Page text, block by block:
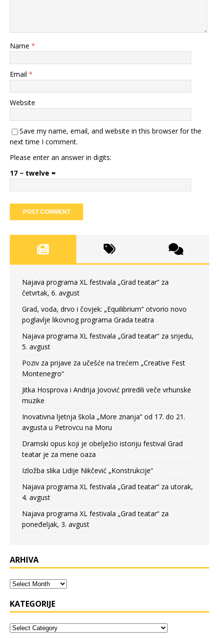
Name *
Email *
Website
Save my name, email, and website in this browser for the
next time I comment.
Please enter an answer in digits:
17 − twelve =
Najava programa XL festivala „Grad teatar“ za
četvrtak, 6. avgust
Grad, voda, drvo i čovjek: „Equilibrium“ otvorio novo
poglavlje likovnog programa Grada teatra
Najava programa XL festivala „Grad teatar“ za srijedu,
5. avgust
Poziv za prijave za učešće na trećem „Creative Fest
Montenegro“
Jitka Hosprova i Andrija Jovović priredili veče vrhunske
muzike
Inovativna ljetnja škola „More znanja” od 17. do 21.
avgusta u Petrovcu na Moru
Dramski opus koji je obelježio istoriju festival Grad
teatar je za mene oaza
Izložba slika Lidije Nikčević „Konstrukcije“
Najava programa XL festivala „Grad teatar“ za utorak,
4. avgust
Najava programa XL festivala „Grad teatar“ za
poneđeljak, 3. avgust
ARHIVA
KATEGORIJE